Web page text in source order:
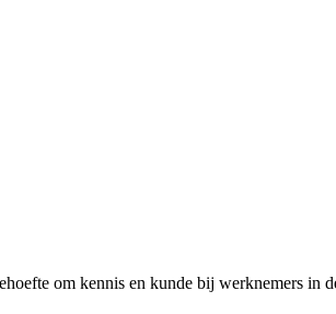
om kennis en kunde bij werknemers in